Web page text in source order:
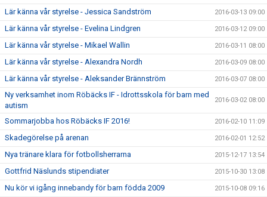
Lär känna vår styrelse - Jessica Sandström 2016-03-13 09:00
Lär känna vår styrelse - Evelina Lindgren 2016-03-12 09:00
Lär känna vår styrelse - Mikael Wallin 2016-03-11 08:00
Lär känna vår styrelse - Alexandra Nordh 2016-03-09 08:00
Lär känna vår styrelse - Aleksander Brännström 2016-03-07 08:00
Ny verksamhet inom Röbäcks IF - Idrottsskola för barn med
autism
2016-03-02 08:00
Sommarjobba hos Röbäcks IF 2016! 2016-02-10 11:09
Skadegörelse på arenan 2016-02-01 12:52
Nya tränare klara för fotbollsherrarna 2015-12-17 13:54
Gottfrid Näslunds stipendiater 2015-10-30 13:08
Nu kör vi igång innebandy för barn födda 2009 2015-10-08 09:16